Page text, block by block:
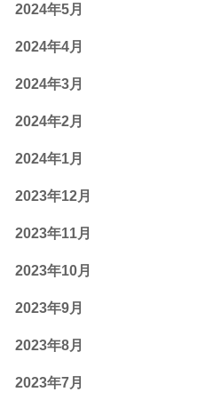
2024年5月
2024年4月
2024年3月
2024年2月
2024年1月
2023年12月
2023年11月
2023年10月
2023年9月
2023年8月
2023年7月